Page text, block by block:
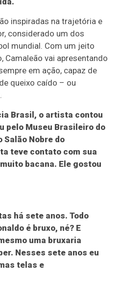
inspiradas na trajetória e
considerado um dos
mundial. Com um jeito
Camaleão vai apresentando
em ação, capaz de
queixo caído – ou
Brasil, o artista contou
pelo Museu Brasileiro do
Salão Nobre do
teve contato com sua
bacana. Ele gostou
há sete anos. Todo
é bruxo, né? E
uma bruxaria
Nesses sete anos eu
telas e